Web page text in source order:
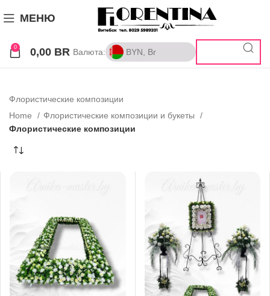
МЕНЮ
0 0,00 BR Валюта: BYN, Br
BYN, Br
Флористические композиции
Home
Флористические композиции и букеты
Флористические композиции